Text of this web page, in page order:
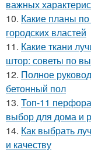
важных
10. Какие планы
городских властей
11. Какие ткани
штор: советы по
12. Полное
бетонный пол
13. Топ-11
выбор для дома и
14. Как выбрать
и качеству